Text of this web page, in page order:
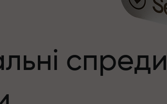
драйву та дисципліни